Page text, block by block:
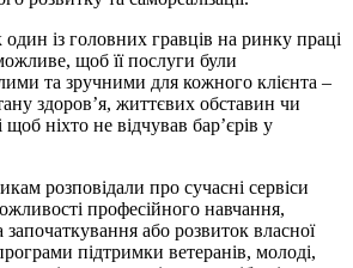
із головних гравців на ринку праці
щоб її послуги були
та зручними для кожного клієнта –
здоров’я, життєвих обставин чи
щоб ніхто не відчував бар’єрів у
розповідали про сучасні сервіси
професійного навчання,
або розвиток власної
підтримки ветеранів, молоді,